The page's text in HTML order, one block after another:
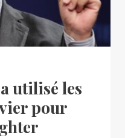
utilisé les
pour